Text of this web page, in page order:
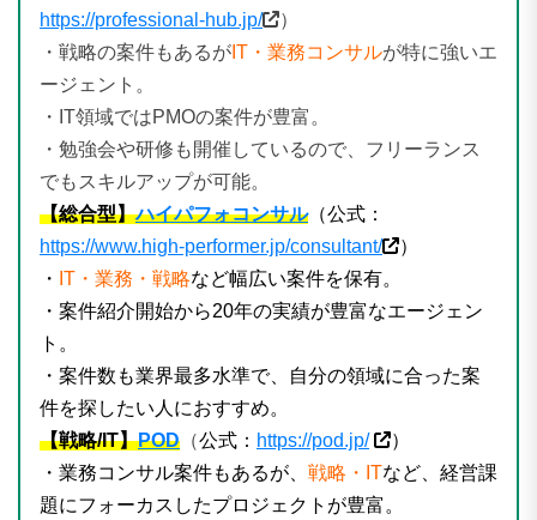
https://professional-hub.jp/
）
・戦略の案件もあるが IT・業務コンサルが特に強いエ
ージェント。
・IT領域ではPMOの案件が豊富。
・勉強会や研修も開催しているので、フリーランス
でもスキルアップが可能。
【総合型】ハイパフォコンサル（公式：
https://www.high-performer.jp/consultant/
）
・ IT・業務・戦略など幅広い案件を保有。
・案件紹介開始から20年の実績が豊富なエージェン
ト。
・案件数も業界最多水準で、自分の領域に合った案
件を探したい人におすすめ。
【戦略/IT】POD （公式： https://pod.jp/
）
・業務コンサル案件もあるが、 戦略・ITなど、経営課
題にフォーカスしたプロジェクトが豊富。